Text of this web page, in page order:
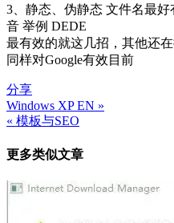
3、静态、伪静态 文件名最
音 举例 DEDE
最有效的就这几招，其他还
同样对Google有效目前
分享
文
导
航
Windows XP EN »
« 模板与SEO
更多类似文章